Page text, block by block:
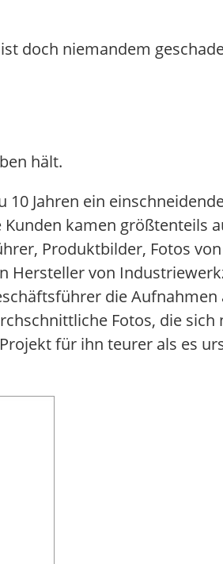
doch niemandem
hält.
Jahren ein
kamen größtenteils
Produktbilder, Fotos
Hersteller von
die Aufnahmen
Fotos, die sich
für ihn teurer als es